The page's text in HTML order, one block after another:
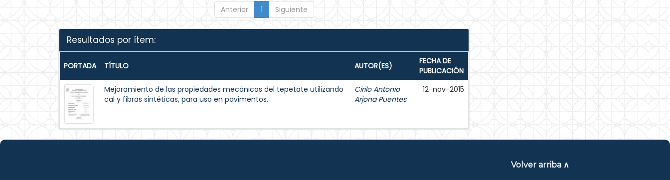
Anterior 1 Siguiente
Resultados por ítem:
PORTADA TÍTULO AUTOR(ES)
FECHA DE
PUBLICACIÓN
Mejoramiento de las propiedades mecánicas del tepetate utilizando
cal y fibras sintéticas, para uso en pavimentos.
Cirilo Antonio
Arjona Puentes
12-nov-2015
Volver arriba ∧